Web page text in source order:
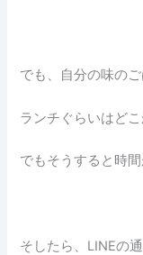
でも、自分の味の
ランチぐらいはど
でもそうすると時
そしたら、LINEの